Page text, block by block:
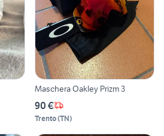
Maschera Oakley Prizm 3
90 €
Trento(TN)